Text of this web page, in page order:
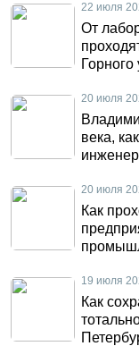
22 июля
От
Горного
20 июля
века,
20 июля
Как
19 июля
Как